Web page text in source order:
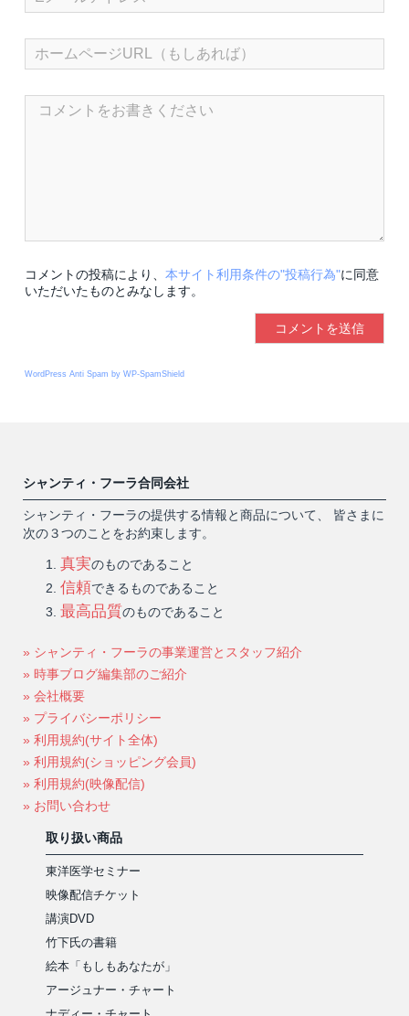
コメントの投稿により、 本サイト利用条件の"投稿行為"に同意
いただいたものとみなします。
WordPress Anti Spam by WP-SpamShield
シャンティ・フーラ合同会社
シャンティ・フーラの提供する情報と商品について、 皆さまに
次の３つのことをお約束します。
真実のものであること
信頼できるものであること
最高品質のものであること
» シャンティ・フーラの事業運営とスタッフ紹介
» 時事ブログ編集部のご紹介
» 会社概要
» プライバシーポリシー
» 利用規約(サイト全体)
» 利用規約(ショッピング会員)
» 利用規約(映像配信)
» お問い合わせ
取り扱い商品
東洋医学セミナー
映像配信チケット
講演DVD
竹下氏の書籍
絵本「もしもあなたが」
アージュナー・チャート